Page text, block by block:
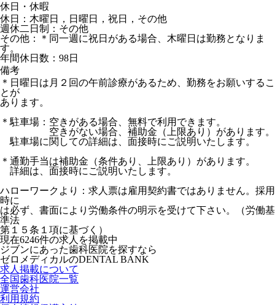
休日・休暇
休日：木曜日，日曜日，祝日，その他
週休二日制：その他
その他：＊同一週に祝日がある場合、木曜日は勤務となりま
す。
年間休日数：98日
備考
＊日曜日は月２回の午前診療があるため、勤務をお願いするこ
とが
あります。
＊駐車場：空きがある場合、無料で利用できます。
空きがない場合、補助金（上限あり）があります。
駐車場に関しての詳細は、面接時にご説明いたします。
＊通勤手当は補助金（条件あり、上限あり）があります。
詳細は、面接時にご説明いたします。
ハローワークより：求人票は雇用契約書ではありません。採用
時に
は必ず、書面により労働条件の明示を受けて下さい。（労働基
準法
第１５条１項に基づく）
現在6246件の求人を掲載中
ジブンにあった歯科医院を探すなら
ゼロメディカルのDENTAL BANK
求人掲載について
全国歯科医院一覧
運営会社
利用規約